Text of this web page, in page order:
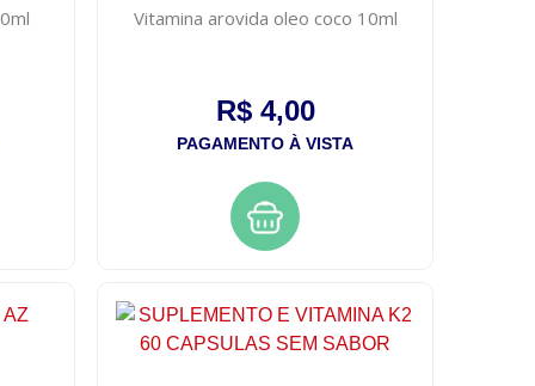
Vitamina arovida oleo coco 10ml
R$ 4,00
PAGAMENTO À VISTA